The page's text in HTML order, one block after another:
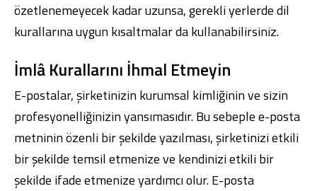
özetlenemeyecek kadar uzunsa, gerekli yerlerde dil
kurallarına uygun kısaltmalar da kullanabilirsiniz.
İmlâ Kurallarını İhmal Etmeyin
E-postalar, şirketinizin kurumsal kimliğinin ve sizin
profesyonelliğinizin yansımasıdır. Bu sebeple e-posta
metninin özenli bir şekilde yazılması, şirketinizi etkili
bir şekilde temsil etmenize ve kendinizi etkili bir
şekilde ifade etmenize yardımcı olur. E-posta